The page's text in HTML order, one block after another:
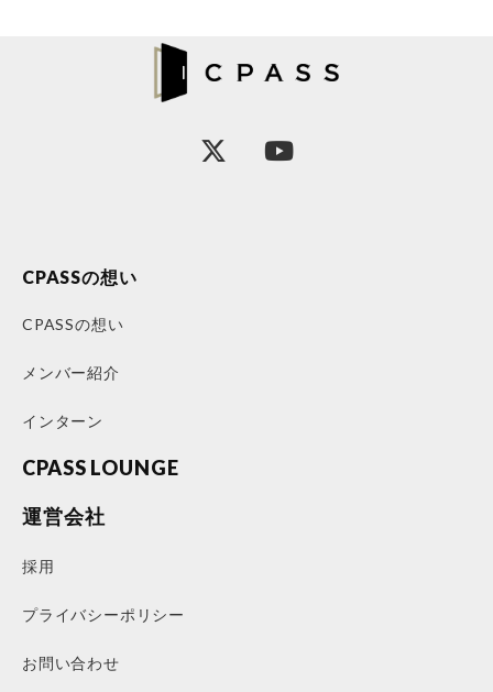
CPASSの想い
CPASSの想い
メンバー紹介
インターン
CPASS LOUNGE
運営会社
採用
プライバシーポリシー
お問い合わせ